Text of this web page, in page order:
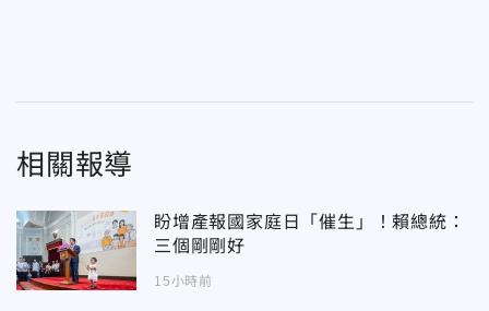
相關報導
盼增產報國家庭日「催生」！賴總統：
三個剛剛好
15小時前